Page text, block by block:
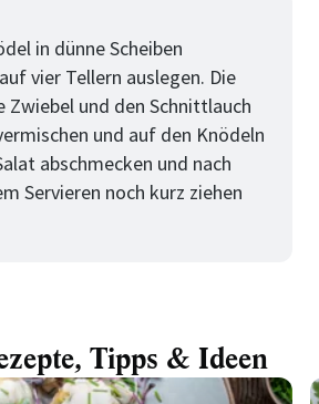
in dünne Scheiben
vier Tellern auslegen. Die
Zwiebel und den Schnittlauch
und auf den Knödeln
abschmecken und nach
Servieren noch kurz ziehen
Tipps & Ideen